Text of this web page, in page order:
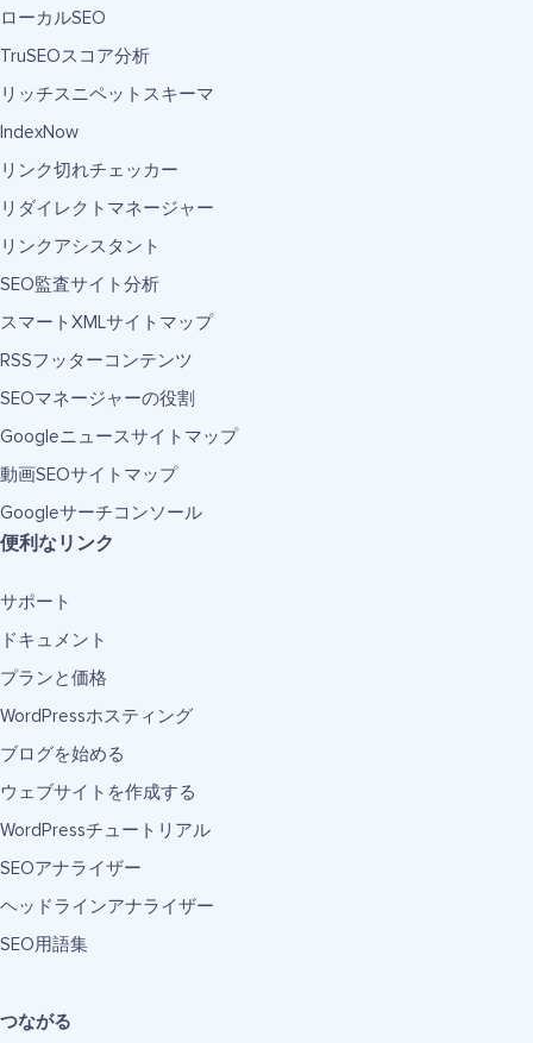
ローカルSEO
TruSEOスコア分析
リッチスニペットスキーマ
IndexNow
リンク切れチェッカー
リダイレクトマネージャー
リンクアシスタント
SEO監査サイト分析
スマートXMLサイトマップ
RSSフッターコンテンツ
SEOマネージャーの役割
Googleニュースサイトマップ
動画SEOサイトマップ
Googleサーチコンソール
便利なリンク
サポート
ドキュメント
プランと価格
WordPressホスティング
ブログを始める
ウェブサイトを作成する
WordPressチュートリアル
SEOアナライザー
ヘッドラインアナライザー
SEO用語集
つながる